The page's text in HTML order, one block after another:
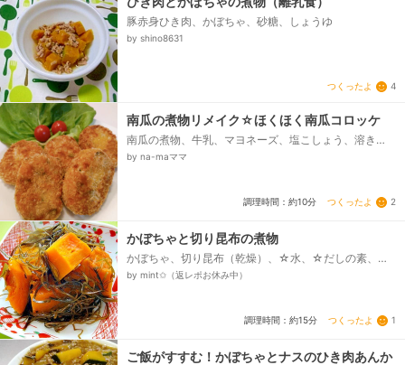
豚赤身ひき肉、かぼちゃ、砂糖、しょうゆ
by shino8631
つくったよ 4
南瓜の煮物リメイク☆ほくほく南瓜コロッケ
南瓜の煮物、牛乳、マヨネーズ、塩こしょう、溶き
卵、パン粉、小麦粉、揚げ油
by na-maママ
調理時間：約10分 つくったよ 2
かぼちゃと切り昆布の煮物
かぼちゃ、切り昆布（乾燥）、☆水、☆だしの素、☆
しょうゆ、☆みりん、☆さとう、サラダ油
by mint✩（返レポお休み中）
調理時間：約15分 つくったよ 1
ご飯がすすむ！かぼちゃとナスのひき肉あんか